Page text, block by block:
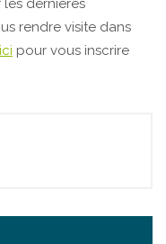
les dernières
rendre visite dans
pour vous inscrire